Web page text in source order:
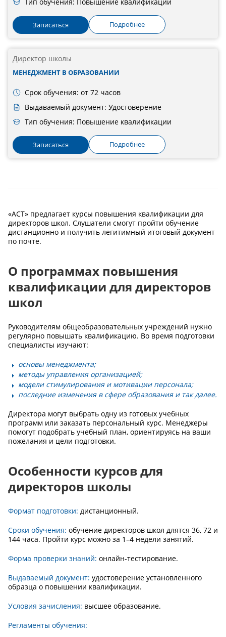
Записаться Подробнее
Директор школы
МЕНЕДЖМЕНТ В ОБРАЗОВАНИИ
Срок обучения: от 72 часов
Выдаваемый документ: Удостоверение
Тип обучения: Повышение квалификации
Записаться Подробнее
«АСТ» предлагает курсы повышения квалификации для
директоров школ. Слушатели смогут пройти обучение
дистанционно и получить легитимный итоговый документ
по почте.
О программах повышения
квалификации для директоров
школ
Руководителям общеобразовательных учреждений нужно
регулярно повышать квалификацию. Во время подготовки
специалисты изучают:
основы менеджмента;
методы управления организацией;
модели стимулирования и мотивации персонала;
последние изменения в сфере образования и так далее.
Директора могут выбрать одну из готовых учебных
программ или заказать персональный курс. Менеджеры
помогут подобрать учебный план, ориентируясь на ваши
пожелания и цели подготовки.
Особенности курсов для
директоров школы
Формат подготовки: дистанционный.
Сроки обучения: обучение директоров школ длятся 36, 72 и
144 часа. Пройти курс можно за 1–4 недели занятий.
Форма проверки знаний: онлайн-тестирование.
Выдаваемый документ: удостоверение установленного
образца о повышении квалификации.
Условия зачисления: высшее образование.
Регламенты обучения: